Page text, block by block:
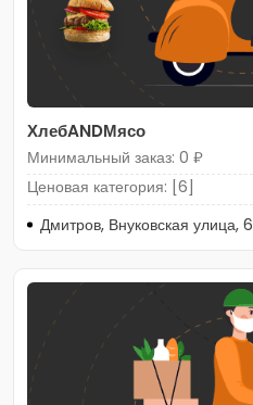
ХлебANDМясо
Минимальный заказ: 0 ₽
Ценовая категория: [6]
Дмитров, Внуковская улица, 6